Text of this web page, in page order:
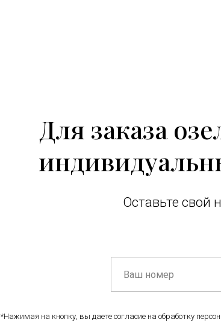
Для заказа
Оставьте свой
*Нажимая на кнопку, вы даете согласие на обработку